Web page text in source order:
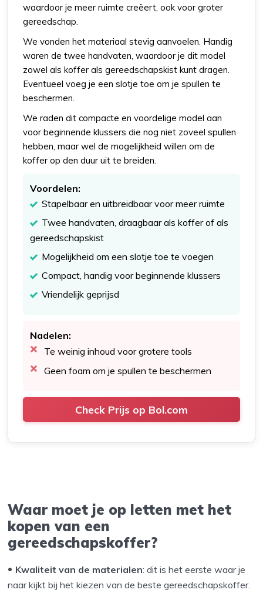
waardoor je meer ruimte creëert, ook voor groter
gereedschap.
We vonden het materiaal stevig aanvoelen. Handig
waren de twee handvaten, waardoor je dit model
zowel als koffer als gereedschapskist kunt dragen.
Eventueel voeg je een slotje toe om je spullen te
beschermen.
We raden dit compacte en voordelige model aan
voor beginnende klussers die nog niet zoveel spullen
hebben, maar wel de mogelijkheid willen om de
koffer op den duur uit te breiden.
Voordelen:
Stapelbaar en uitbreidbaar voor meer ruimte
Twee handvaten, draagbaar als koffer of als
gereedschapskist
Mogelijkheid om een slotje toe te voegen
Compact, handig voor beginnende klussers
Vriendelijk geprijsd
Nadelen:
Te weinig inhoud voor grotere tools
Geen foam om je spullen te beschermen
Check Prijs op Bol.com
Waar moet je op letten met het
kopen van een
gereedschapskoffer?
Kwaliteit van de materialen: dit is het eerste waar je
naar kijkt bij het kiezen van de beste gereedschapskoffer.